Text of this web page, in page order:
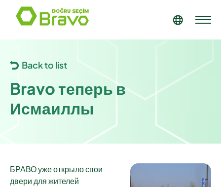
Back to list
Bravo теперь в
Исмаиллы
БРАВО уже открыло свои
двери для жителей